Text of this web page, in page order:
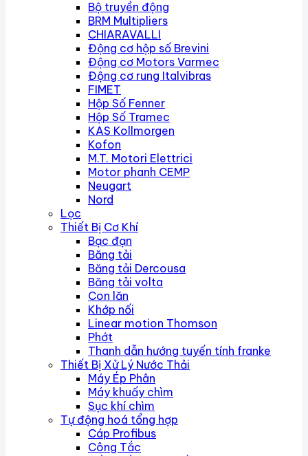
Bộ truyền động
BRM Multipliers
CHIARAVALLI
Động cơ hộp số Brevini
Động cơ Motors Varmec
Động cơ rung Italvibras
FIMET
Hộp Số Fenner
Hộp Số Tramec
KAS Kollmorgen
Kofon
M.T. Motori Elettrici
Motor phanh CEMP
Neugart
Nord
Lọc
Thiết Bị Cơ Khí
Bạc đạn
Băng tải
Băng tải Dercousa
Băng tải volta
Con lăn
Khớp nối
Linear motion Thomson
Phớt
Thanh dẫn hướng tuyến tính franke
Thiết Bị Xử Lý Nước Thải
Máy Ép Phân
Máy khuấy chìm
Sục khí chìm
Tự động hoá tổng hợp
Cáp Profibus
Công Tắc